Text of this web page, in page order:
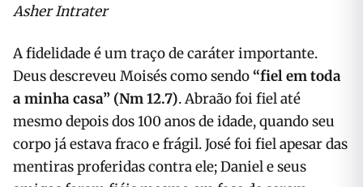
Asher Intrater
A fidelidade é um traço de caráter importante.
Deus descreveu Moisés como sendo“fiel em toda
a minha casa” (Nm 12.7). Abraão foi fiel até
mesmo depois dos 100 anos de idade, quando seu
corpo já estava fraco e frágil. José foi fiel apesar das
mentiras proferidas contra ele; Daniel e seus